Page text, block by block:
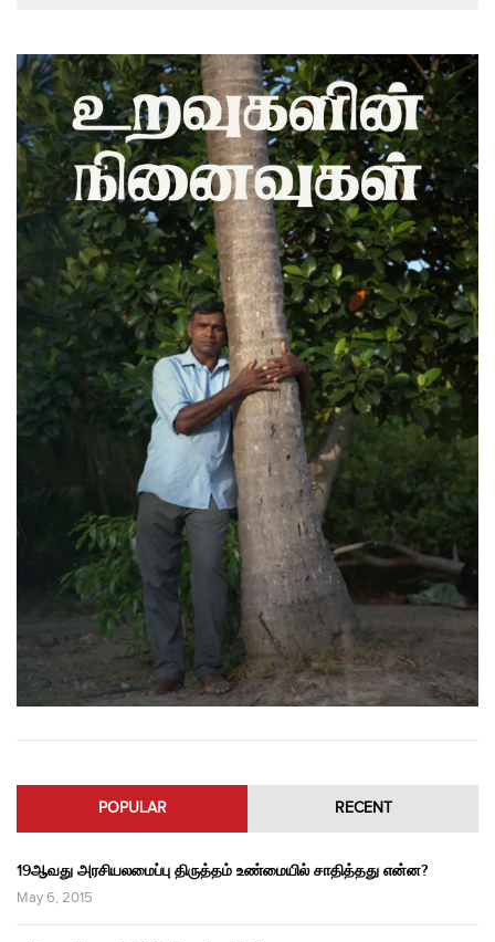
POPULAR RECENT
19ஆவது அரசியலமைப்பு திருத்தம் உண்மையில் சாதித்தது என்ன?
May 6, 2015